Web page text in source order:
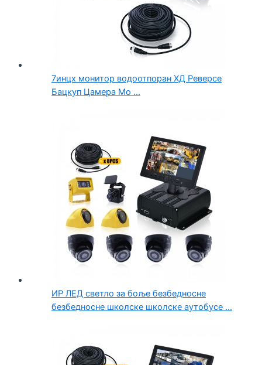
7инцх монитор водоотпоран ХД Реверсе
Бацкуп Цамера Мо ...
ИР ЛЕД светло за боље безбедносне
безбедносне школске школске аутобусе ...